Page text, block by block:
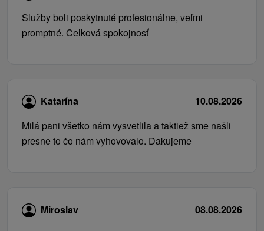
Služby boli poskytnuté profesionálne, veľmi
promptné. Celková spokojnosť
Katarína
10.08.2026
Milá pani všetko nám vysvetlila a taktiež sme našli
presne to čo nám vyhovovalo. Dakujeme
Miroslav
08.08.2026